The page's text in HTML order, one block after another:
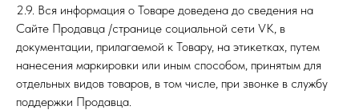
2.9. Вся информация о Товаре доведена до сведения на
Сайте Продавца /странице социальной сети VK, в
документации, прилагаемой к Товару, на этикетках, путем
нанесения маркировки или иным способом, принятым для
отдельных видов товаров, в том числе, при звонке в службу
поддержки Продавца.